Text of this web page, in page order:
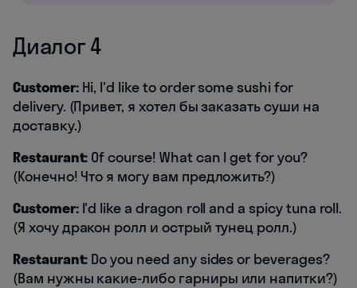
Диалог 4
Customer:Hi, I'd like to order some sushi for
delivery. (Привет, я хотел бы заказать суши на
доставку.)
Restaurant: Of course! What can I get for you?
(Конечно! Что я могу вам предложить?)
Customer:I'd like a dragon roll and a spicy tuna roll.
(Я хочу дракон ролл и острый тунец ролл.)
Restaurant: Do you need any sides or beverages?
(Вам нужны какие-либо гарниры или напитки?)